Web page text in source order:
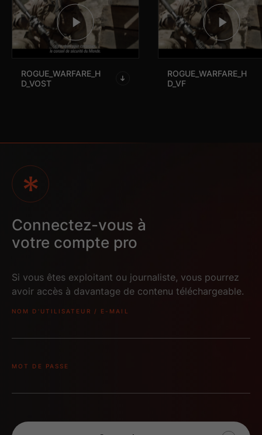
ROGUE_WARFARE_H
D_VOST
ROGUE_WARFARE_H
D_VF
DVD ROGUE
WARFARE 2D
Blu-ray
WARFARE 2D
WARFARE 3D frise
Connectez-vous à
votre compte pro
Si vous êtes exploitant ou journaliste, vous pourrez
avoir accès à davantage de contenu téléchargeable.
NOM D'UTILISATEUR / E-MAIL
MOT DE PASSE